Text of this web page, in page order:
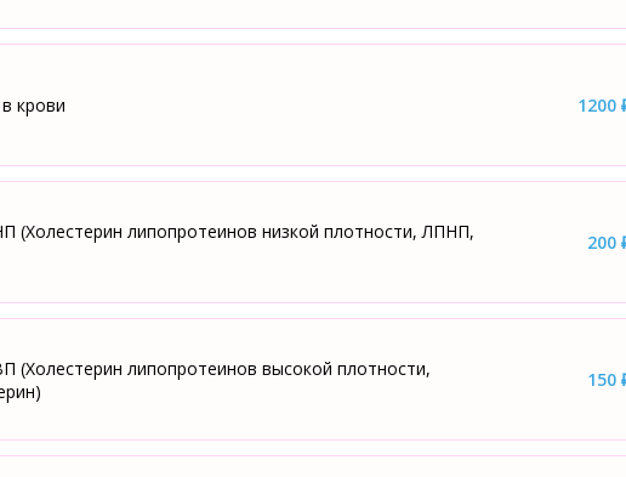
крови 1200
(Холестерин липопротеинов низкой плотности, ЛПНП,
200
(Холестерин липопротеинов высокой плотности,
150